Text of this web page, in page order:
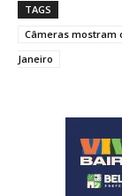
TAGS
Câmeras mostram
Janeiro